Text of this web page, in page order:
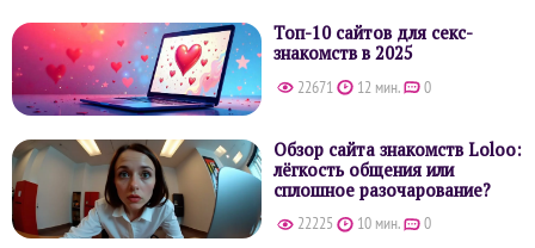
Топ-10 сайтов для секс-
знакомств в 2025
22671 12 мин. 0
Обзор сайта знакомств Loloo:
лёгкость общения или
сплошное разочарование?
22225 10 мин. 0